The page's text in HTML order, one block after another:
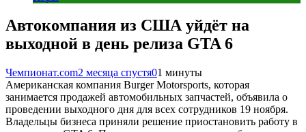
Автокомпания из США уйдёт на
выходной в день релиза GTA 6
Чемпионат.com2 месяца спустя01 минуты
Американская компания Burger Motorsports, которая
занимается продажей автомобильных запчастей, объявила о
проведении выходного дня для всех сотрудников 19 ноября.
Владельцы бизнеса приняли решение приостановить работу в